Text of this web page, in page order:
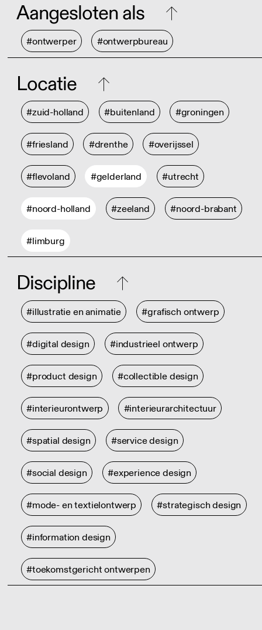
Aangesloten als
#ontwerper #ontwerpbureau
Locatie
#zuid-holland #buitenland #groningen
#friesland #drenthe #overijssel
#flevoland #gelderland #utrecht
#noord-holland #zeeland #noord-brabant
#limburg
Discipline
#illustratie en animatie #grafisch ontwerp
#digital design #industrieel ontwerp
#product design #collectible design
#interieurontwerp #interieurarchitectuur
#spatial design #service design
#social design #experience design
#mode- en textielontwerp #strategisch design
#information design
#toekomstgericht ontwerpen